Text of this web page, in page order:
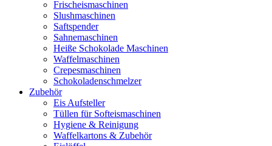
Frischeismaschinen
Slushmaschinen
Saftspender
Sahnemaschinen
Heiße Schokolade Maschinen
Waffelmaschinen
Crepesmaschinen
Schokoladenschmelzer
Zubehör
Eis Aufsteller
Tüllen für Softeismaschinen
Hygiene & Reinigung
Waffelkartons & Zubehör